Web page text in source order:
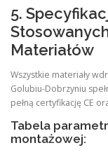
5.
Materiałów
Wszystkie materiały
Golubiu-Dobrzyniu
pełną certyfikację CE
Tabela
montażowej: